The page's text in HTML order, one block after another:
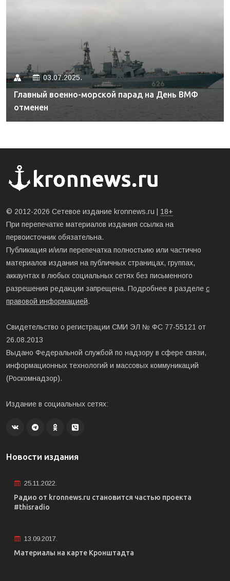
03.07.2025.
Главный военно-морской парад на День ВМФ
отменен
© 2012-2026 Сетевое издание kronnews.ru | 18+
При перепечатке материалов издания ссылка на
первоисточник обязательна.
Публикация и/или перепечатка полностьию или частично
материалов издания на публичных страницах, группах,
аккаунтах в любых социальных сетях без письменного
разрешения редакции запрещена. Подробнее в разделе с
правовой информацией.
Свидетельство о регистрации СМИ ЭЛ № ФС 77-55121 от
26.08.2013
Выдано Федеральной службой по надзору в сфере связи,
информационных технологий и массовых коммуникаций
(Роскомнадзор).
Издание в социальных сетях:
Новости издания
25.11.2022.
Радио от kronnews.ru становится частью проекта
#thisradio
13.09.2017.
Материалы на карте Кронштадта